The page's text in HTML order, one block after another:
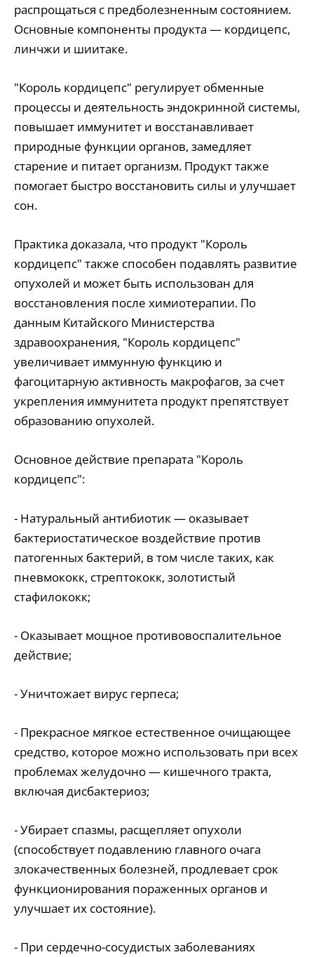
распрощаться с предболезненным состоянием.
Основные компоненты продукта ― кордицепс,
линчжи и шиитаке.
"Король кордицепс" регулирует обменные
процессы и деятельность эндокринной системы,
повышает иммунитет и восстанавливает
природные функции органов, замедляет
старение и питает организм. Продукт также
помогает быстро восстановить силы и улучшает
сон.
Практика доказала, что продукт "Король
кордицепс" также способен подавлять развитие
опухолей и может быть использован для
восстановления после химиотерапии. По
данным Китайского Министерства
здравоохранения, "Король кордицепс"
увеличивает иммунную функцию и
фагоцитарную активность макрофагов, за счет
укрепления иммунитета продукт препятствует
образованию опухолей.
Основное действие препарата "Король
кордицепс":
- Натуральный антибиотик ― оказывает
бактериостатическое воздействие против
патогенных бактерий, в том числе таких, как
пневмококк, стрептококк, золотистый
стафилококк;
- Оказывает мощное противовоспалительное
действие;
- Уничтожает вирус герпеса;
- Прекрасное мягкое естественное очищающее
средство, которое можно использовать при всех
проблемах желудочно ― кишечного тракта,
включая дисбактериоз;
- Убирает спазмы, расщепляет опухоли
(способствует подавлению главного очага
злокачественных болезней, продлевает срок
функционирования пораженных органов и
улучшает их состояние).
- При сердечно-сосудистых заболеваниях